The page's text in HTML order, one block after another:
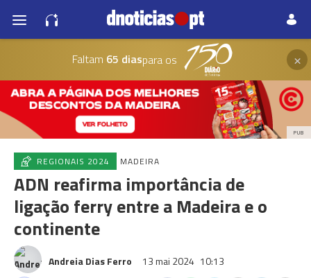
Faltam 65 diaspara os ×
PUB
REGIONAIS 2024 MADEIRA
ADN reafirma importância de
ligação ferry entre a Madeira e o
continente
Andreia Dias Ferro 13 mai 2024 10:13